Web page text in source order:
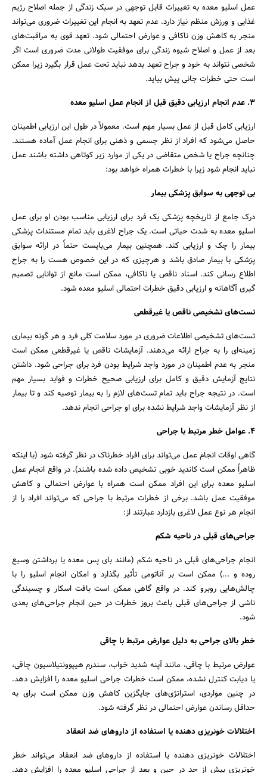
عمل اسلیو معده به تغییرات قابل توجهی در سبک زندگی از جمله اصلاح رژیم
غذایی و ورزش منظم نیاز دارد. عدم تعهد به انجام این تغییرات ضروری می‌تواند
منجر به کاهش وزن ناکافی و عوارض احتمالی شود. تعهد قوی به مراقبت‌های
بعد از عمل و اصلاح شیوه زندگی برای موفقیت طولانی مدت ضروری است اگر
شخصی نتواند به خود و جراح تعهد بدهد نباید تحت عمل قرار بگیرد زیرا ممکن
است حتی خطرات جانی پیش بیاید.
3
. عدم انجام ارزیابی دقیق قبل از انجام عمل اسلیو معده
ارزیابی کامل قبل از عمل بسیار مهم است. معمولاً در طول این ارزیابی اطمینان
حاصل می‌شود که افراد از نظر جسمی و ذهنی برای انجام عمل آماده هستند.
چنانچه جراح یا شخص متقاضی در یکی از موارد زیر کوتاهی داشته باشند عمل
نباید انجام شود زیرا با خطرات همراه خواهد بود:
بی توجهی به سوابق پزشکی بیمار
درک جامع از تاریخچه پزشکی یک فرد برای ارزیابی مناسب بودن او برای عمل
اسلیو معده به شدت حیاتی است. یک جراح لاغری باید تمام مستندات پزشکی
بیمار را چک و ارزیابی کند. همچنین بیمار می‌بایست حتماً در ارائه سوابق
پزشکی با بیمار صادق باشد و هرچیزی که در این خصوص هست را به جراح
اطلاع رسانی کند. اسناد ناقص یا ناکافی، ممکن است مانع از توانایی تصمیم
گیری آگاهانه و ارزیابی دقیق خطرات احتمالی اسلیو معده شود.
تست‌های تشخیصی ناقص یا غیرقطعی
تست‌های تشخیصی اطلاعات ضروری در مورد سلامت کلی فرد و هر گونه بیماری
زمینه‌ای را به جراح ارائه می‌دهند. آزمایشات ناقص یا غیرقطعی ممکن است
منجر به عدم اطمینان در مورد واجد شرایط بودن فرد برای جراحی شود. داشتن
نتایج آزمایش دقیق و کامل برای ارزیابی صحیح خطرات و فواید بسیار مهم
است. در نتیجه جراح باید تمام تست‌های لازم را به بیمار توصیه کند و تا بیمار
از نظر آزمایشات واجد شرایط نشده برای او جراحی انجام ندهد.
4
. عوامل خطر مرتبط با جراحی
گاهی اوقات انجام عمل می‌تواند برای افراد خطرناک در نظر گرفته شود (با اینکه
ظاهراً ممکن است کاندید خوبی تشخیص داده شده باشند). در واقع انجام عمل
اسلیو معده برای این افراد ممکن است همراه با عوارض احتمالی و کاهش
موفقیت عمل باشد. برخی از خطرات مرتبط با جراحی که می‌تواند افراد را از
انجام هر نوع عمل لاغری بازدارد عبارتند از:
جراحی‌های قبلی در ناحیه شکم
انجام جراحی‌های قبلی در ناحیه شکم (مانند بای پس معده یا برداشتن وسیع
روده و ...) ممکن است بر آناتومی تأثیر بگذارد و امکان انجام اسلیو را با
چالش‌هایی روبرو کند. در واقع گاهی ممکن است بافت اسکار و چسبندگی
ناشی از جراحی‌های قبلی باعث بروز خطرات در حین انجام جراحی‌های بعدی
شود.
خطر بالای جراحی به دلیل عوارض مرتبط با چاقی
عوارض مرتبط با چاقی، مانند آپنه شدید خواب، سندرم هیپوونتیلاسیون چاقی،
یا دیابت کنترل نشده، ممکن است خطرات جراحی اسلیو معده را افزایش دهد.
در چنین مواردی، استراتژی‌های جایگزین کاهش وزن ممکن است برای به
حداقل رساندن عوارض احتمالی در نظر گرفته شود.
اختلالات خونریزی دهنده یا استفاده از داروهای ضد انعقاد
اختلالات خونریزی دهنده یا استفاده از داروهای ضد انعقاد می‌تواند خطر
خونریزی بیش از حد در حین و بعد از جراحی اسلیو معده را افزایش دهد.